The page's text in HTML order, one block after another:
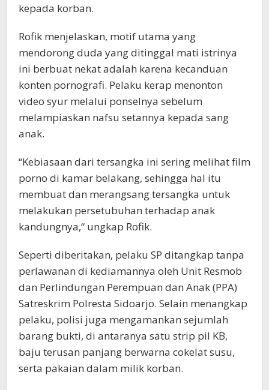
kepada korban.
Rofik menjelaskan, motif utama yang
mendorong duda yang ditinggal mati istrinya
ini berbuat nekat adalah karena kecanduan
konten pornografi. Pelaku kerap menonton
video syur melalui ponselnya sebelum
melampiaskan nafsu setannya kepada sang
anak.
“Kebiasaan dari tersangka ini sering melihat film
porno di kamar belakang, sehingga hal itu
membuat dan merangsang tersangka untuk
melakukan persetubuhan terhadap anak
kandungnya,“ ungkap Rofik.
Seperti diberitakan, pelaku SP ditangkap tanpa
perlawanan di kediamannya oleh Unit Resmob
dan Perlindungan Perempuan dan Anak (PPA)
Satreskrim Polresta Sidoarjo. Selain menangkap
pelaku, polisi juga mengamankan sejumlah
barang bukti, di antaranya satu strip pil KB,
baju terusan panjang berwarna cokelat susu,
serta pakaian dalam milik korban.